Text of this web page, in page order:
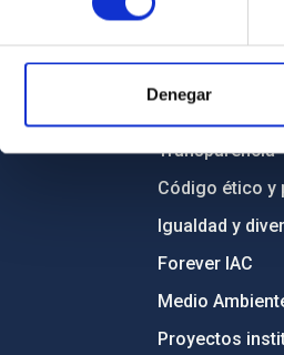
Denegar
INFORMACIÓN
Transparencia
Código ético y
Igualdad y
Forever IAC
Medio
Proyectos